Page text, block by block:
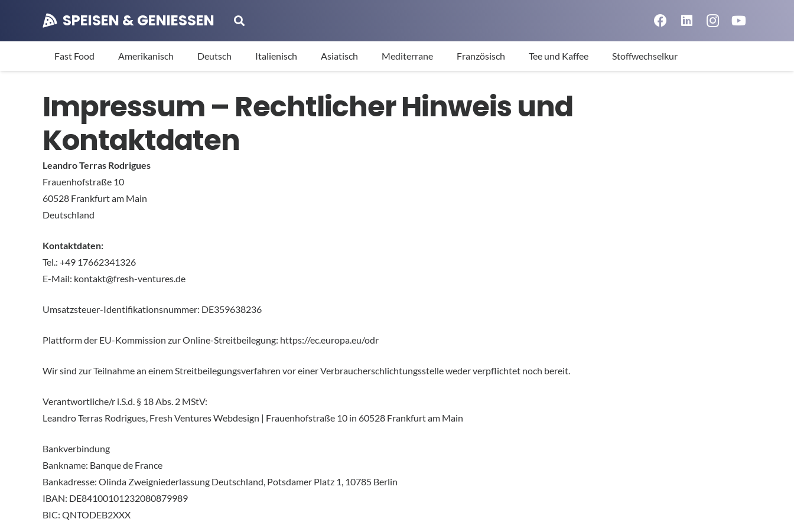
SPEISEN & GENIESSEN
Fast Food Amerikanisch Deutsch Italienisch Asiatisch Mediterrane Französisch Tee und Kaffee Stoffwechselkur
Impressum – Rechtlicher Hinweis und
Kontaktdaten
Leandro Terras Rodrigues
Frauenhofstraße 10
60528 Frankfurt am Main
Deutschland
Kontaktdaten:
Tel.: +49 17662341326
E-Mail: kontakt@fresh-ventures.de
Umsatzsteuer-Identifikationsnummer: DE359638236
Plattform der EU-Kommission zur Online-Streitbeilegung: https://ec.europa.eu/odr
Wir sind zur Teilnahme an einem Streitbeilegungsverfahren vor einer Verbraucherschlichtungsstelle weder verpflichtet noch bereit.
Verantwortliche/r i.S.d. § 18 Abs. 2 MStV:
Leandro Terras Rodrigues, Fresh Ventures Webdesign | Frauenhofstraße 10 in 60528 Frankfurt am Main
Bankverbindung
Bankname: Banque de France
Bankadresse: Olinda Zweigniederlassung Deutschland, Potsdamer Platz 1, 10785 Berlin
IBAN: DE84100101232080879989
BIC: QNTODEB2XXX